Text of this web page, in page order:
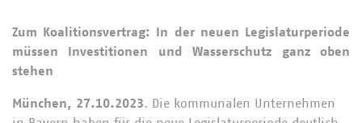
Zum Koalitionsvertrag: In der neuen Legislaturperiode
müssen Investitionen und Wasserschutz ganz oben
stehen
München, 27.10.2023. Die kommunalen Unternehmen